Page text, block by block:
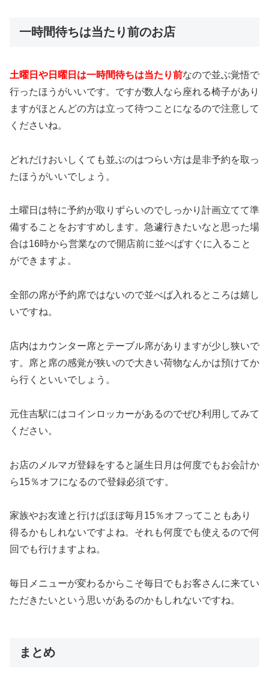
一時間待ちは当たり前のお店
土曜日や日曜日は一時間待ちは当たり前なので並ぶ覚悟で
行ったほうがいいです。ですが数人なら座れる椅子があり
ますがほとんどの方は立って待つことになるので注意して
くださいね。
どれだけおいしくても並ぶのはつらい方は是非予約を取っ
たほうがいいでしょう。
土曜日は特に予約が取りずらいのでしっかり計画立てて準
備することをおすすめします。急遽行きたいなと思った場
合は16時から営業なので開店前に並べばすぐに入ること
ができますよ。
全部の席が予約席ではないので並べば入れるところは嬉し
いですね。
店内はカウンター席とテーブル席がありますが少し狭いで
す。席と席の感覚が狭いので大きい荷物なんかは預けてか
ら行くといいでしょう。
元住吉駅にはコインロッカーがあるのでぜひ利用してみて
ください。
お店のメルマガ登録をすると誕生日月は何度でもお会計か
ら15％オフになるので登録必須です。
家族やお友達と行けばほぼ毎月15％オフってこともあり
得るかもしれないですよね。それも何度でも使えるので何
回でも行けますよね。
毎日メニューが変わるからこそ毎日でもお客さんに来てい
ただきたいという思いがあるのかもしれないですね。
まとめ